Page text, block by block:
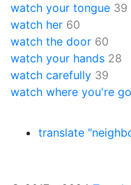
watch your tongue 39
watch her 60
watch the door 60
watch your hands 28
watch carefully 39
watch where you're
translate